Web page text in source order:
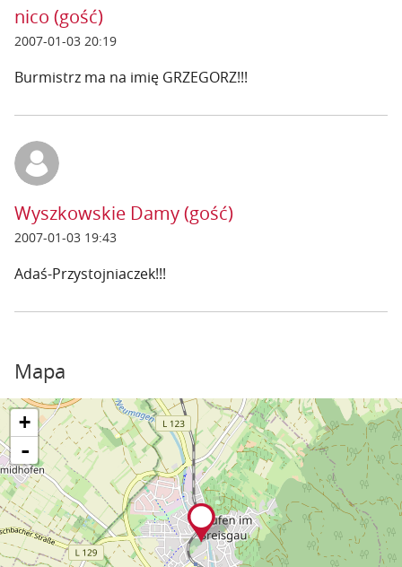
nico (gość)
2007-01-03 20:19
Burmistrz ma na imię GRZEGORZ!!!
Wyszkowskie Damy (gość)
2007-01-03 19:43
Adaś-Przystojniaczek!!!
Mapa
+
-